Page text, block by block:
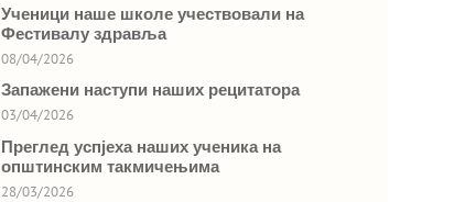
Ученици наше школе учествовали на
Фестивалу здравља
08/04/2026
Запажени наступи наших рецитатора
03/04/2026
Преглед успјеха наших ученика на
општинским такмичењима
28/03/2026